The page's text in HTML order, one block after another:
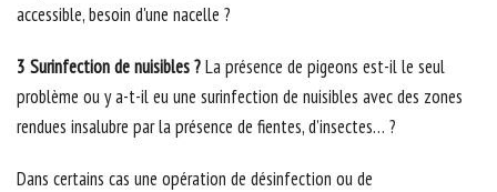
accessible, besoin d'une nacelle ?
3 Surinfection de nuisibles ?La présence de pigeons est-il le seul
problème ou y a-t-il eu une surinfection de nuisibles avec des zones
rendues insalubre par la présence de fientes, d’insectes… ?
Dans certains cas une opération de désinfection ou de